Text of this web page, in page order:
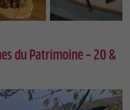
du Patrimoine – 20 &